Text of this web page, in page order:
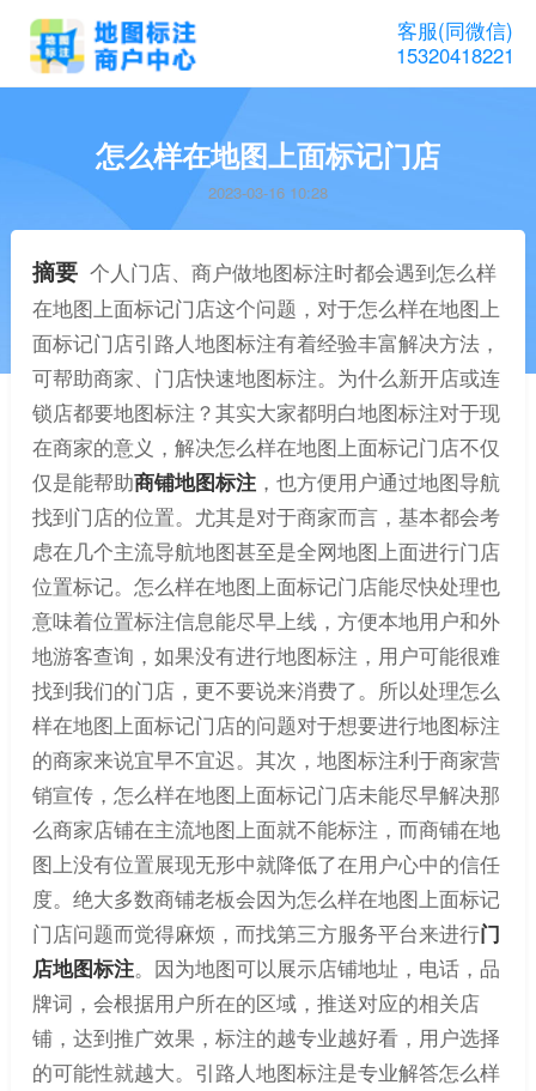
客服(同微信)
15320418221
怎么样在地图上面标记门店
2023-03-16 10:28
摘要 个人门店、商户做地图标注时都会遇到怎么样
在地图上面标记门店这个问题，对于怎么样在地图上
面标记门店引路人地图标注有着经验丰富解决方法，
可帮助商家、门店快速地图标注。为什么新开店或连
锁店都要地图标注？其实大家都明白地图标注对于现
在商家的意义，解决怎么样在地图上面标记门店不仅
仅是能帮助商铺地图标注，也方便用户通过地图导航
找到门店的位置。尤其是对于商家而言，基本都会考
虑在几个主流导航地图甚至是全网地图上面进行门店
位置标记。怎么样在地图上面标记门店能尽快处理也
意味着位置标注信息能尽早上线，方便本地用户和外
地游客查询，如果没有进行地图标注，用户可能很难
找到我们的门店，更不要说来消费了。所以处理怎么
样在地图上面标记门店的问题对于想要进行地图标注
的商家来说宜早不宜迟。其次，地图标注利于商家营
销宣传，怎么样在地图上面标记门店未能尽早解决那
么商家店铺在主流地图上面就不能标注，而商铺在地
图上没有位置展现无形中就降低了在用户心中的信任
度。绝大多数商铺老板会因为怎么样在地图上面标记
门店问题而觉得麻烦，而找第三方服务平台来进行门
店地图标注。因为地图可以展示店铺地址，电话，品
牌词，会根据用户所在的区域，推送对应的相关店
铺，达到推广效果，标注的越专业越好看，用户选择
的可能性就越大。引路人地图标注是专业解答怎么样